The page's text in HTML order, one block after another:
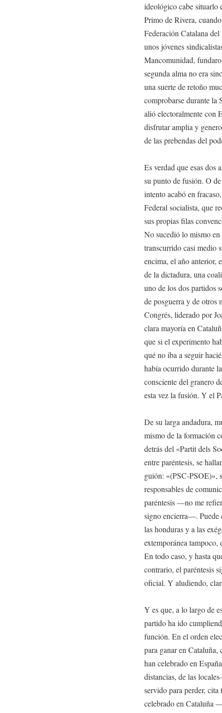
ideológico cabe situarlo
Primo de Rivera,
Federación Catalana
unos jóvenes
Mancomunidad,
segunda alma no era
una suerte de retoño
comprobarse durante la
alió electoralmente con
disfrutar amplia y
de las prebendas del
Es verdad que esas dos
su punto de fusión. O
intento acabó en
Federal socialista, que
sus propias filas
No sucedió lo mismo
transcurrido casi medio
encima, el año anterior,
de la dictadura, una
uno de los dos partidos
de posguerra y de
Congrés, liderado por
clara mayoría en
que si el experimento
qué no iba a seguir
había ocurrido durante
consciente del granero
esta vez la fusión. Y el
De su larga andadura,
mismo de la formación
detrás del «Partit dels
entre paréntesis, se
guión: «(PSC-PSOE)»,
responsables de
paréntesis —no me
signo encierra—. Puede
las honduras y a las
extemporánea
En todo caso, y hasta
contrario, el paréntesis
oficial. Y aludiendo,
Y es que, a lo largo de
partido ha ido
función. En el orden
para ganar en Cataluña,
han celebrado en
distancias, de las
servido para perder, cita
celebrado en Cataluña